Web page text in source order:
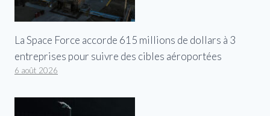
La Space Force accorde 615 millions de dollars à 3
entreprises pour suivre des cibles aéroportées
6 août 2026